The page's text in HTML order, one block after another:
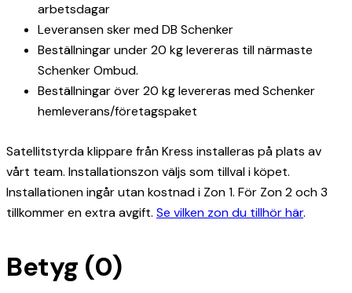
arbetsdagar
Leveransen sker med DB Schenker
Beställningar under 20 kg levereras till närmaste
Schenker Ombud.
Beställningar över 20 kg levereras med Schenker
hemleverans/företagspaket
Satellitstyrda klippare från Kress installeras på plats av
vårt team. Installationszon väljs som tillval i köpet.
Installationen ingår utan kostnad i Zon 1. För Zon 2 och 3
tillkommer en extra avgift. Se vilken zon du tillhör här.
Betyg (0)